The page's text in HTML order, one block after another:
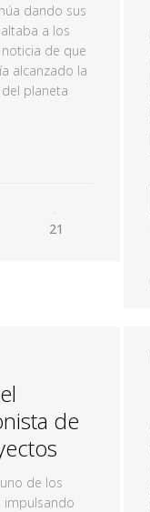
dando sus
a los
de que
alcanzado la
planeta
21
de
de los
impulsando